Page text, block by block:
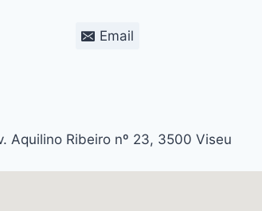
Email
Aquilino Ribeiro nº 23, 3500 Viseu